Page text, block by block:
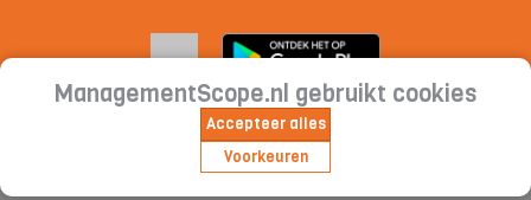
Cookieverklaring | Privacyverklaring |
Abonnementsvoorwaarden
ManagementScope.nl gebruikt cookies
Accepteer alles
Voorkeuren